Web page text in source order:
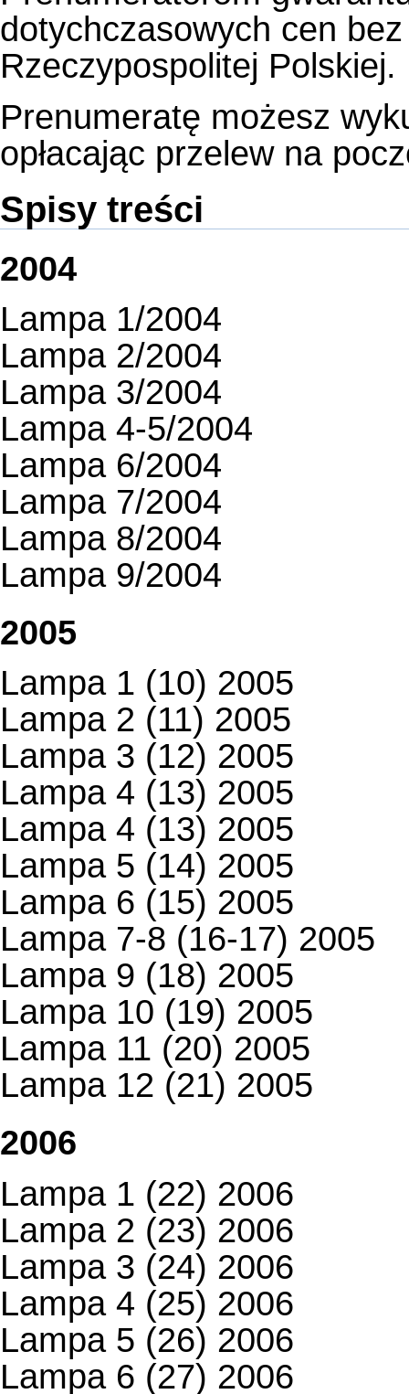
dotychczasowych cen
Rzeczypospolitej Polskiej.
Prenumeratę możesz
opłacając przelew na
Spisy treści
2004
Lampa 1/2004
Lampa 2/2004
Lampa 3/2004
Lampa 4-5/2004
Lampa 6/2004
Lampa 7/2004
Lampa 8/2004
Lampa 9/2004
2005
Lampa 1 (10) 2005
Lampa 2 (11) 2005
Lampa 3 (12) 2005
Lampa 4 (13) 2005
Lampa 4 (13) 2005
Lampa 5 (14) 2005
Lampa 6 (15) 2005
Lampa 7-8 (16-17) 2005
Lampa 9 (18) 2005
Lampa 10 (19) 2005
Lampa 11 (20) 2005
Lampa 12 (21) 2005
2006
Lampa 1 (22) 2006
Lampa 2 (23) 2006
Lampa 3 (24) 2006
Lampa 4 (25) 2006
Lampa 5 (26) 2006
Lampa 6 (27) 2006